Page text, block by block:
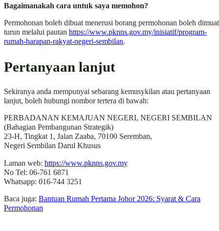
Bagaimanakah cara untuk saya memohon?
Permohonan boleh dibuat menerusi borang permohonan boleh dimuat
turun melalui pautan https://www.pknns.gov.my/inisiatif/program-
rumah-harapan-rakyat-negeri-sembilan.
Pertanyaan lanjut
Sekiranya anda mempunyai sebarang kemusykilan atau pertanyaan
lanjut, boleh hubungi nombor tertera di bawah:
PERBADANAN KEMAJUAN NEGERI, NEGERI SEMBILAN
(Bahagian Pembangunan Strategik)
23-H, Tingkat 1, Jalan Zaaba, 70100 Seremban,
Negeri Sembilan Darul Khusus
Laman web: https://www.pknns.gov.my
No Tel: 06-761 6871
Whatsapp: 016-744 3251
Baca juga: Bantuan Rumah Pertama Johor 2026: Syarat & Cara
Permohonan